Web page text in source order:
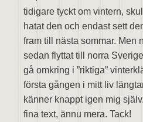
tidigare tyckt om vintern,
hatat den och endast sett
fram till nästa sommar. Men
sedan flyttat till norra
gå omkring i ”riktiga”
första gången i mitt liv
känner knappt igen mig
fina text, ännu mera. Tack!